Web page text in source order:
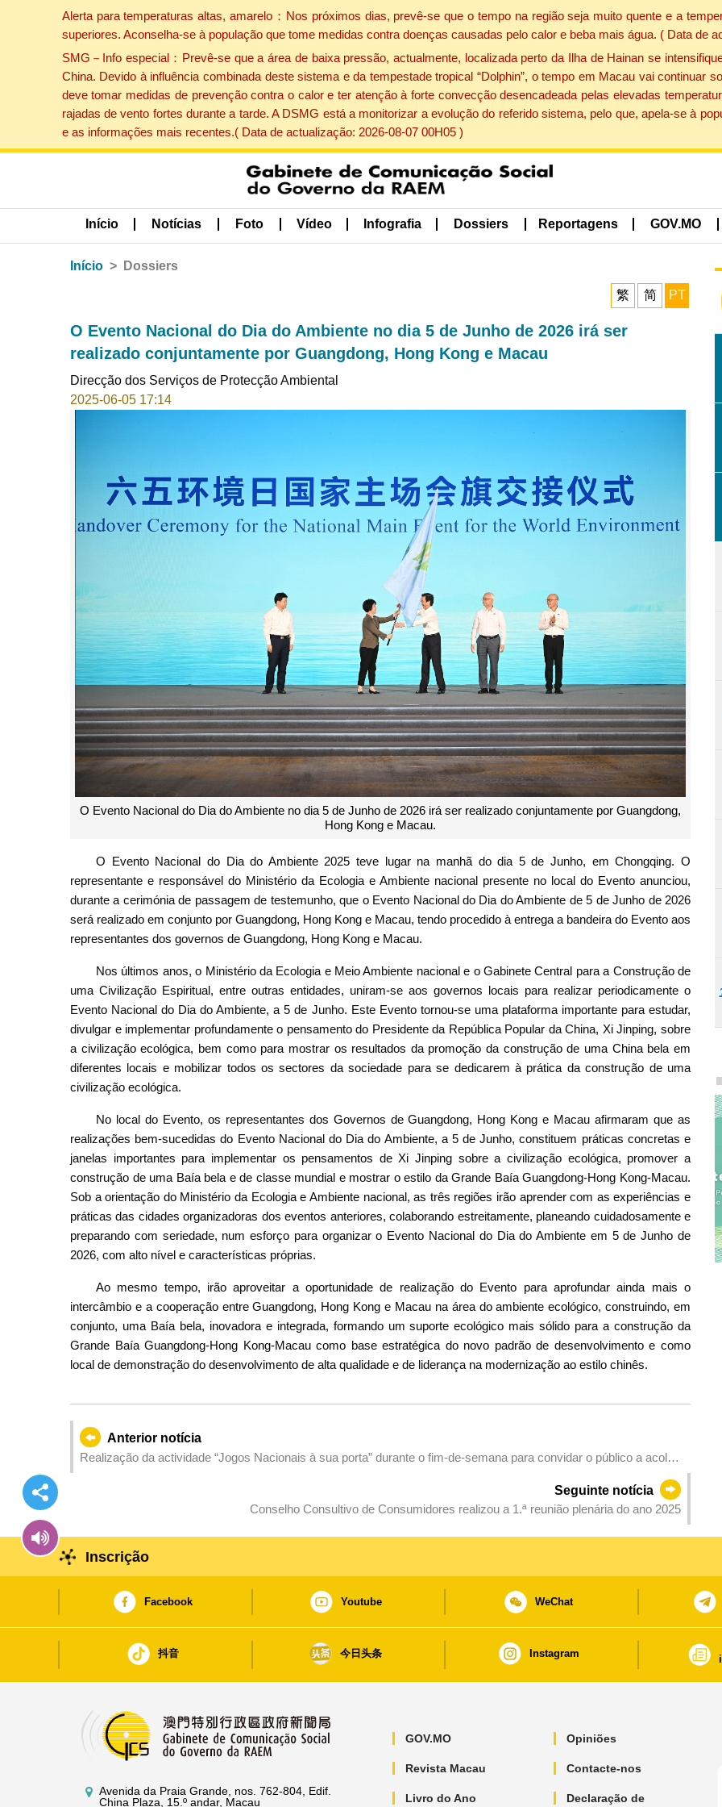
Alerta para temperaturas altas, amarelo：Nos próximos dias, prevê-se que o tempo na região seja muito quente e a
superiores. Aconselha-se à população que tome medidas contra doenças causadas pelo calor e beba mais água. ( Data de
SMG－Info especial：Prevê-se que a área de baixa pressão, actualmente, localizada perto da Ilha de Hainan se
China. Devido à influência combinada deste sistema e da tempestade tropical “Dolphin”, o tempo em Macau vai continuar
deve tomar medidas de prevenção contra o calor e ter atenção à forte convecção desencadeada pelas elevadas
rajadas de vento fortes durante a tarde. A DSMG está a monitorizar a evolução do referido sistema, pelo que, apela-se à
e as informações mais recentes.( Data de actualização: 2026-08-07 00H05 )
Início Notícias Foto Vídeo Infografia Dossiers Reportagens GOV.MO
Início Dossiers
繁 简 PT
O Evento Nacional do Dia do Ambiente no dia 5 de Junho de 2026 irá ser
realizado conjuntamente por Guangdong, Hong Kong e Macau
Direcção dos Serviços de Protecção Ambiental
2025-06-05 17:14
O Evento Nacional do Dia do Ambiente no dia 5 de Junho de 2026 irá ser realizado conjuntamente por Guangdong,
Hong Kong e Macau.
O Evento Nacional do Dia do Ambiente 2025 teve lugar na manhã do dia 5 de Junho, em Chongqing. O
representante e responsável do Ministério da Ecologia e Ambiente nacional presente no local do Evento anunciou,
durante a cerimónia de passagem de testemunho, que o Evento Nacional do Dia do Ambiente de 5 de Junho de 2026
será realizado em conjunto por Guangdong, Hong Kong e Macau, tendo procedido à entrega a bandeira do Evento aos
representantes dos governos de Guangdong, Hong Kong e Macau.
Nos últimos anos, o Ministério da Ecologia e Meio Ambiente nacional e o Gabinete Central para a Construção de
uma Civilização Espiritual, entre outras entidades, uniram-se aos governos locais para realizar periodicamente o
Evento Nacional do Dia do Ambiente, a 5 de Junho. Este Evento tornou-se uma plataforma importante para estudar,
divulgar e implementar profundamente o pensamento do Presidente da República Popular da China, Xi Jinping, sobre
a civilização ecológica, bem como para mostrar os resultados da promoção da construção de uma China bela em
diferentes locais e mobilizar todos os sectores da sociedade para se dedicarem à prática da construção de uma
civilização ecológica.
No local do Evento, os representantes dos Governos de Guangdong, Hong Kong e Macau afirmaram que as
realizações bem-sucedidas do Evento Nacional do Dia do Ambiente, a 5 de Junho, constituem práticas concretas e
janelas importantes para implementar os pensamentos de Xi Jinping sobre a civilização ecológica, promover a
construção de uma Baía bela e de classe mundial e mostrar o estilo da Grande Baía Guangdong-Hong Kong-Macau.
Sob a orientação do Ministério da Ecologia e Ambiente nacional, as três regiões irão aprender com as experiências e
práticas das cidades organizadoras dos eventos anteriores, colaborando estreitamente, planeando cuidadosamente e
preparando com seriedade, num esforço para organizar o Evento Nacional do Dia do Ambiente em 5 de Junho de
2026, com alto nível e características próprias.
Ao mesmo tempo, irão aproveitar a oportunidade de realização do Evento para aprofundar ainda mais o
intercâmbio e a cooperação entre Guangdong, Hong Kong e Macau na área do ambiente ecológico, construindo, em
conjunto, uma Baía bela, inovadora e integrada, formando um suporte ecológico mais sólido para a construção da
Grande Baía Guangdong-Hong Kong-Macau como base estratégica do novo padrão de desenvolvimento e como
local de demonstração do desenvolvimento de alta qualidade e de liderança na modernização ao estilo chinês.
Anterior notícia
Realização da actividade “Jogos Nacionais à sua porta” durante o fim-de-semana para convidar o público a acolher
Seguinte notícia
Conselho Consultivo de Consumidores realizou a 1.ª reunião plenária do ano 2025
Inscrição
Facebook Youtube WeChat
抖音 今日头条 Instagram
Avenida da Praia Grande, nos. 762-804, Edif.
China Plaza, 15.º andar, Macau
GOV.MO
Revista Macau
Livro do Ano
Opiniões
Contacte-nos
Declaração de